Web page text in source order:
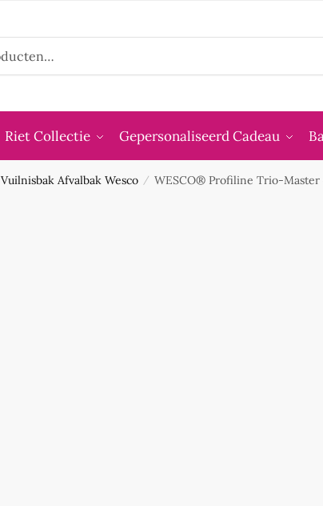
Riet Collectie Gepersonaliseerd Cadeau
Vuilnisbak Afvalbak Wesco / WESCO® Profiline Trio-